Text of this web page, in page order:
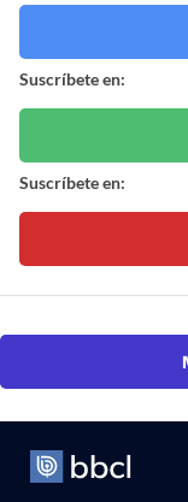
Suscríbete en:
Suscríbete en: